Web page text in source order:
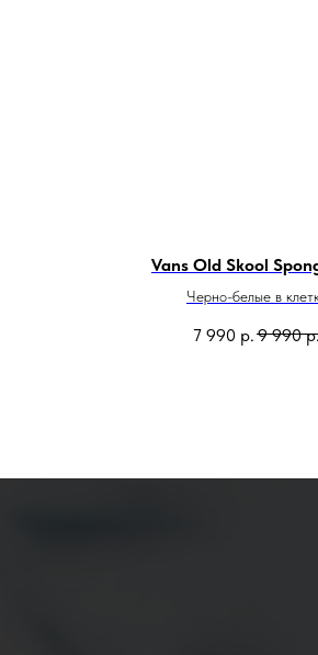
Vans Old Skool
Черно-белые в
7 990 р. 9 990 р.